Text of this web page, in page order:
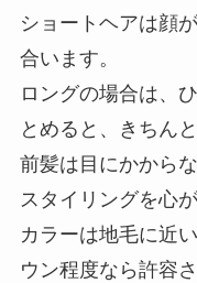
ショートヘアは顔
合います。
ロングの場合は、
とめると、きちん
前髪は目にかから
スタイリングを心
カラーは地毛に近
ウン程度なら許容